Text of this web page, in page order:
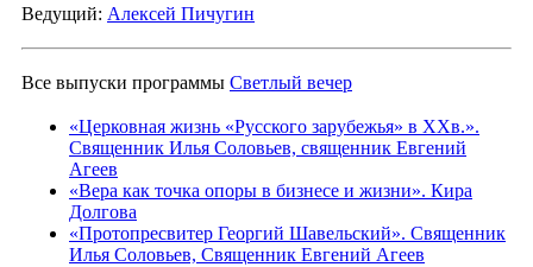
Ведущий: Алексей Пичугин
Все выпуски программы Светлый вечер
«Церковная жизнь «Русского зарубежья» в ХХв.».
Священник Илья Соловьев, священник Евгений
Агеев
«Вера как точка опоры в бизнесе и жизни». Кира
Долгова
«Протопресвитер Георгий Шавельский». Священник
Илья Соловьев, Священник Евгений Агеев